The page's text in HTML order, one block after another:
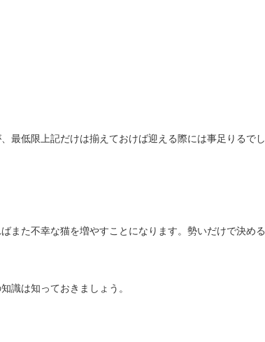
最低限上記だけは揃えておけば迎える際には事足りるでし
また不幸な猫を増やすことになります。勢いだけで決める
識は知っておきましょう。